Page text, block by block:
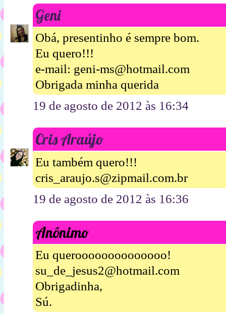
Geni
Obá, presentinho é sempre bom.
Eu quero!!!
e-mail: geni-ms@hotmail.com
Obrigada minha querida
19 de agosto de 2012 às 16:34
Cris Araújo
Eu também quero!!!
cris_araujo.s@zipmail.com.br
19 de agosto de 2012 às 16:36
Anônimo
Eu queroooooooooooooo!
su_de_jesus2@hotmail.com
Obrigadinha,
Sú.